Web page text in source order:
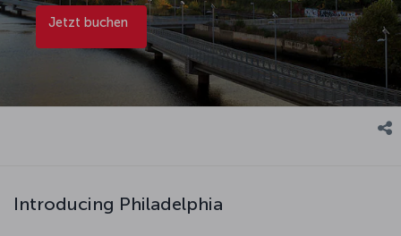
Jetzt buchen
Introducing Philadelphia